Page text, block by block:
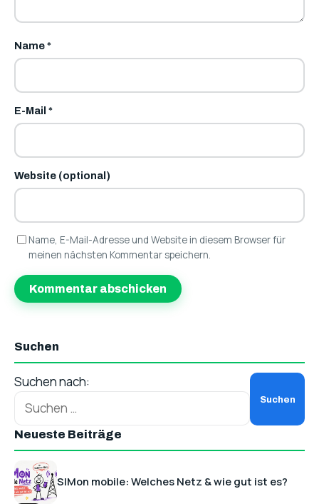
Name*
E-Mail *
Website (optional)
Name, E-Mail-Adresse und Website in diesem Browser für
meinen nächsten Kommentar speichern.
Suchen
Suchen nach:
Neueste Beiträge
SIMon mobile: Welches Netz & wie gut ist es?